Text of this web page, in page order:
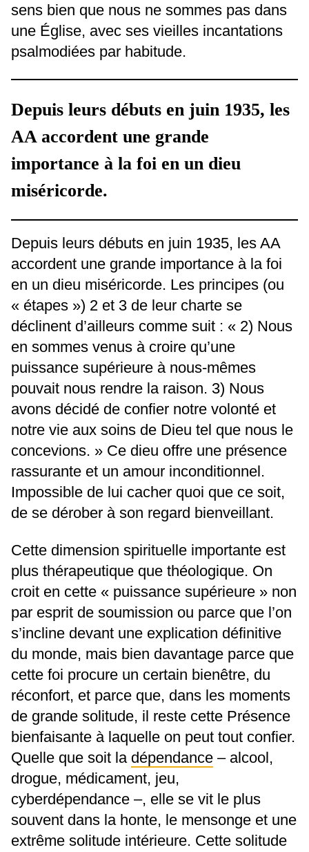
sens bien que nous ne sommes pas dans
une Église, avec ses vieilles incantations
psalmodiées par habitude.
Depuis leurs débuts en juin 1935, les
AA accordent une grande
importance à la foi en un dieu
miséricorde.
Depuis leurs débuts en juin 1935, les AA
accordent une grande importance à la foi
en un dieu miséricorde. Les principes (ou
« étapes ») 2 et 3 de leur charte se
déclinent d’ailleurs comme suit : « 2) Nous
en sommes venus à croire qu’une
puissance supérieure à nous-mêmes
pouvait nous rendre la raison. 3) Nous
avons décidé de confier notre volonté et
notre vie aux soins de Dieu tel que nous le
concevions. » Ce dieu offre une présence
rassurante et un amour inconditionnel.
Impossible de lui cacher quoi que ce soit,
de se dérober à son regard bienveillant.
Cette dimension spirituelle importante est
plus thérapeutique que théologique. On
croit en cette « puissance supérieure » non
par esprit de soumission ou parce que l’on
s’incline devant une explication définitive
du monde, mais bien davantage parce que
cette foi procure un certain bienêtre, du
réconfort, et parce que, dans les moments
de grande solitude, il reste cette Présence
bienfaisante à laquelle on peut tout confier.
Quelle que soit la dépendance – alcool,
drogue, médicament, jeu,
cyberdépendance –, elle se vit le plus
souvent dans la honte, le mensonge et une
extrême solitude intérieure. Cette solitude